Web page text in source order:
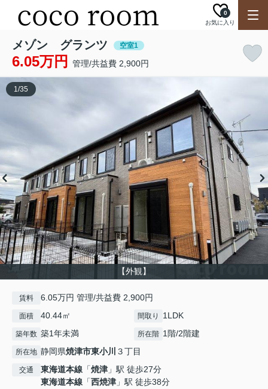
お気に入り
0
メゾン グランツ 空室1
6.05万円 管理/共益費 2,900円
【外観】
1/35
賃料 6.05万円 管理/共益費 2,900円
面積 40.44㎡ 間取り 1LDK
築年数 築1年未満 所在階 1階/2階建
所在地 静岡県焼津市東小川 ３丁目
交通 東海道本線 「焼津 」駅 徒歩27分
東海道本線 「西焼津 」駅 徒歩38分